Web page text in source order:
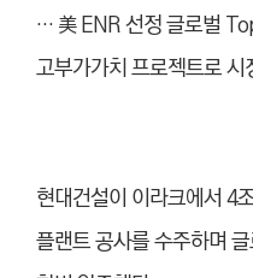
… 美 ENR 선정 글로벌
고부가가치 프로젝트로 시
현대건설이 이라크에서 4
플랜트 공사를 수주하며